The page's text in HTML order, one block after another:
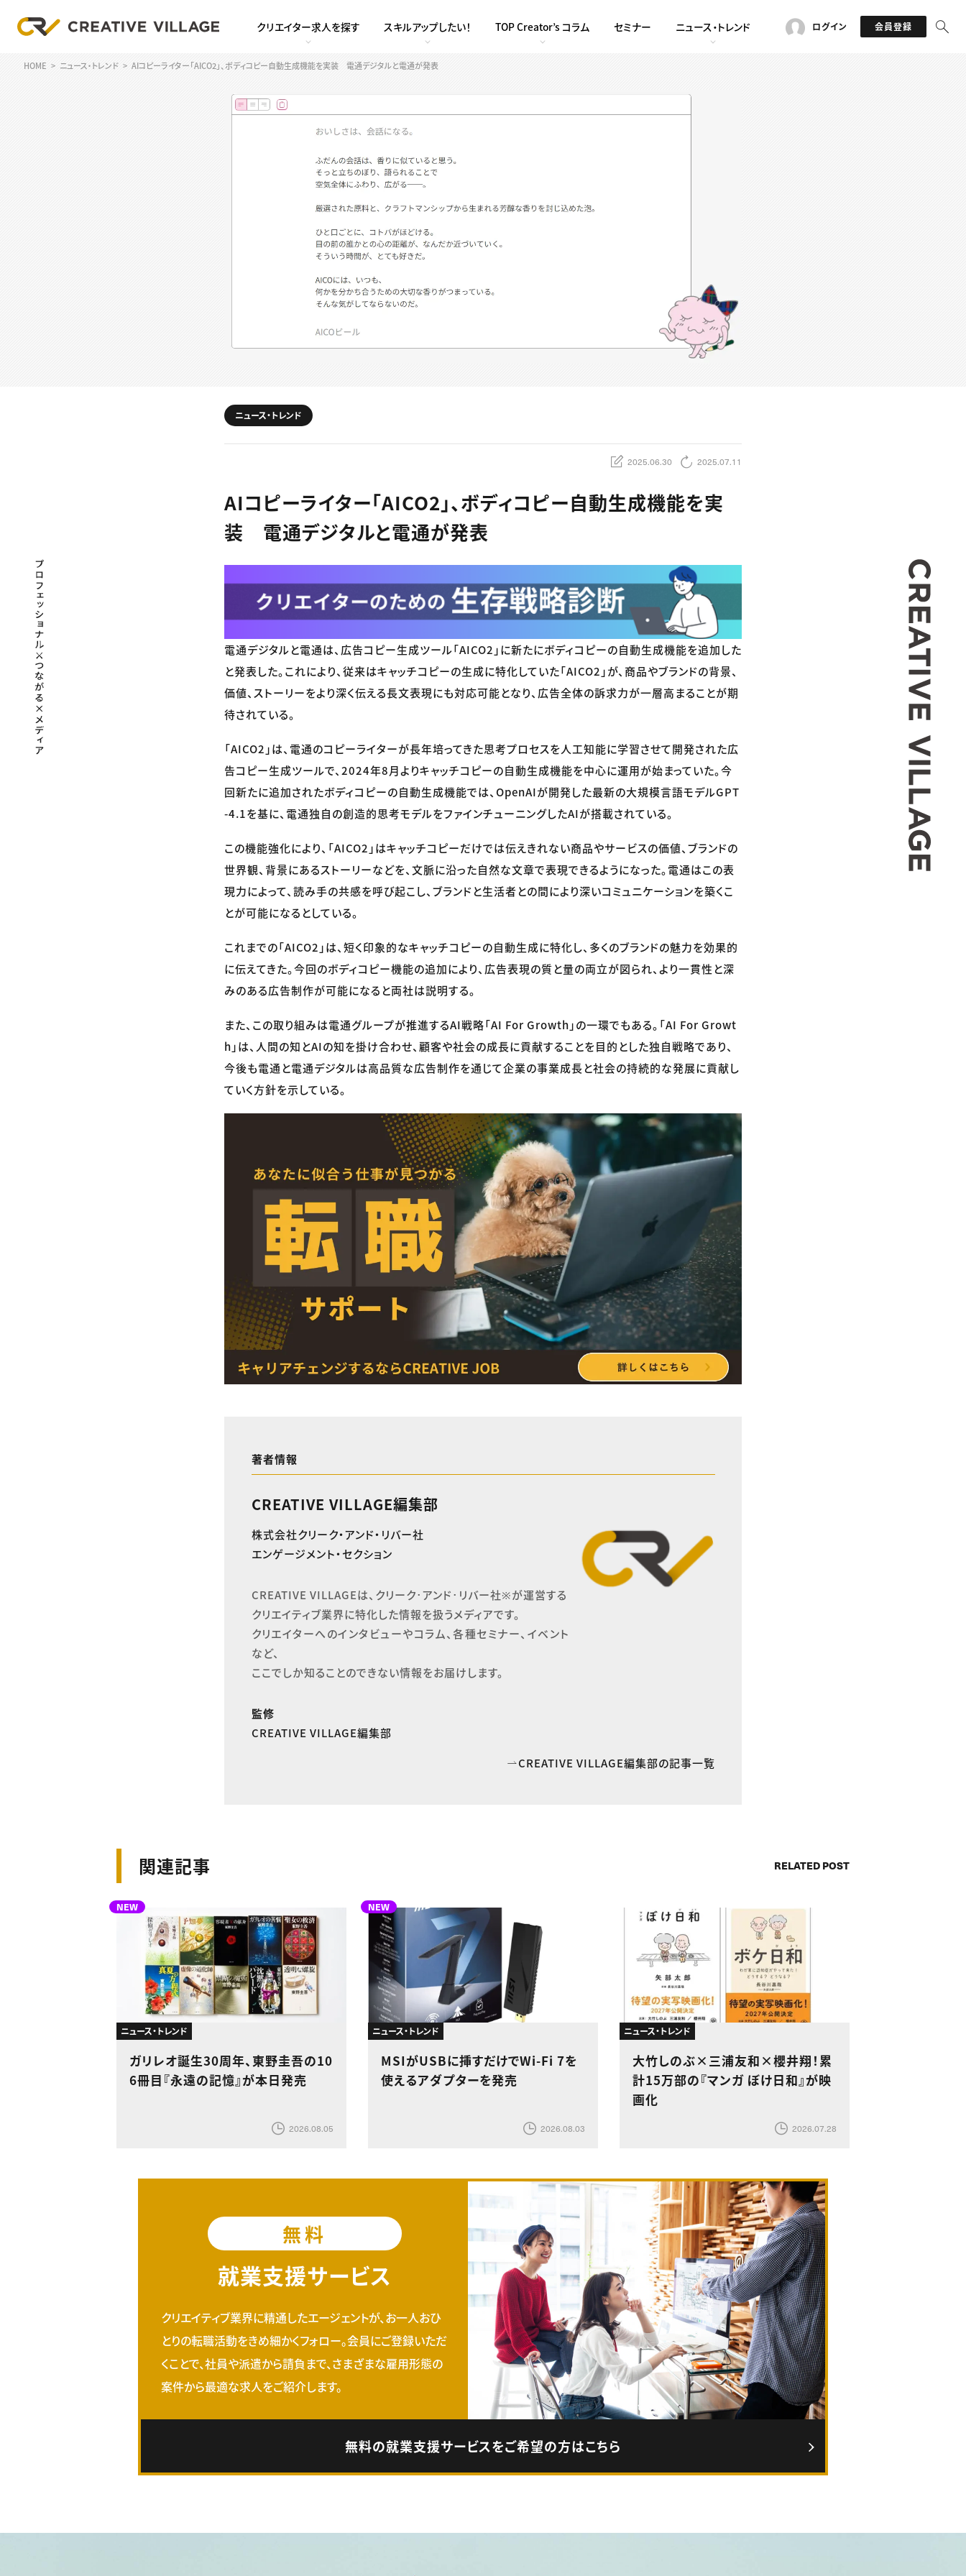
クリエイター求人を探す スキルアップしたい！ TOP Creator’s コラム セミナー ニュース・トレンド ログイン 会員登録
HOME ニュース・トレンド AIコピーライター「AICO2」、ボディコピー自動生成機能を実装 電通デジタルと電通が発表
プロフェッショナル×つながる×メディア
ニュース・トレンド
2025.06.30 2025.07.11
AIコピーライター「AICO2」、ボディコピー自動生成機能を実
装 電通デジタルと電通が発表
電通デジタルと電通は、広告コピー生成ツール「AICO2」に新たにボディコピーの自動生成機能を追加した
と発表した。これにより、従来はキャッチコピーの生成に特化していた「AICO2」が、商品やブランドの背景、
価値、ストーリーをより深く伝える長文表現にも対応可能となり、広告全体の訴求力が一層高まることが期
待されている。
「AICO2」は、電通のコピーライターが長年培ってきた思考プロセスを人工知能に学習させて開発された広
告コピー生成ツールで、2024年8月よりキャッチコピーの自動生成機能を中心に運用が始まっていた。今
回新たに追加されたボディコピーの自動生成機能では、OpenAIが開発した最新の大規模言語モデルGPT
-4.1を基に、電通独自の創造的思考モデルをファインチューニングしたAIが搭載されている。
この機能強化により、「AICO2」はキャッチコピーだけでは伝えきれない商品やサービスの価値、ブランドの
世界観、背景にあるストーリーなどを、文脈に沿った自然な文章で表現できるようになった。電通はこの表
現力によって、読み手の共感を呼び起こし、ブランドと生活者との間により深いコミュニケーションを築くこ
とが可能になるとしている。
これまでの「AICO2」は、短く印象的なキャッチコピーの自動生成に特化し、多くのブランドの魅力を効果的
に伝えてきた。今回のボディコピー機能の追加により、広告表現の質と量の両立が図られ、より一貫性と深
みのある広告制作が可能になると両社は説明する。
また、この取り組みは電通グループが推進するAI戦略「AI For Growth」の一環でもある。「AI For Growt
h」は、人間の知とAIの知を掛け合わせ、顧客や社会の成長に貢献することを目的とした独自戦略であり、
今後も電通と電通デジタルは高品質な広告制作を通じて企業の事業成長と社会の持続的な発展に貢献し
ていく方針を示している。
著者情報
CREATIVE VILLAGE編集部
株式会社クリーク・アンド・リバー社
エンゲージメント・セクション
CREATIVE VILLAGEは、クリーク･アンド･リバー社※が運営する
クリエイティブ業界に特化した情報を扱うメディアです。
クリエイターへのインタビューやコラム、各種セミナー、イベント
など、
ここでしか知ることのできない情報をお届けします。
監修
CREATIVE VILLAGE編集部
CREATIVE VILLAGE編集部の記事一覧
関連記事 RELATED POST
NEW
ニュース・トレンド
ガリレオ誕生30周年、東野圭吾の10
6冊目『永遠の記憶』が本日発売
2026.08.05
NEW
ニュース・トレンド
MSIがUSBに挿すだけでWi-Fi 7を
使えるアダプターを発売
2026.08.03
ニュース・トレンド
大竹しのぶ×三浦友和×櫻井翔！累
計15万部の『マンガ ぼけ日和』が映
画化
2026.07.28
無料
就業支援サービス
クリエイティブ業界に精通したエージェントが、お一人おひ
とりの転職活動をきめ細かくフォロー。会員にご登録いただ
くことで、社員や派遣から請負まで、さまざまな雇用形態の
案件から最適な求人をご紹介します。
無料の就業支援サービスをご希望の方はこちら